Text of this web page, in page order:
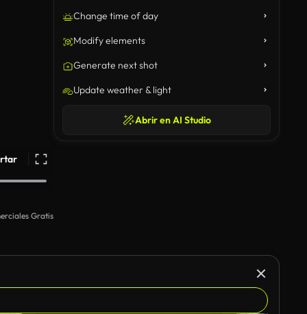
Gratis
Change time of day
Modify elements
Generate next shot
Update weather & light
Abrir en AI Studio